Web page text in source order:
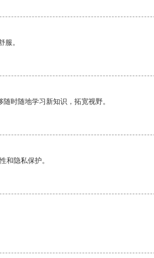
服。
时随地学习新知识，拓宽视野。
和隐私保护。